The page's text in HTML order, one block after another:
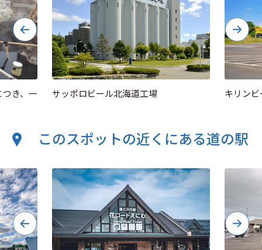
き、一 サッポロビール北海道工場 キリン
このスポットの近くにある道の駅